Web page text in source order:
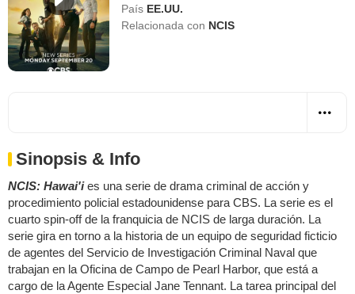
País EE.UU.
Relacionada con NCIS
Sinopsis & Info
NCIS: Hawai'i es una serie de drama criminal de acción y
procedimiento policial estadounidense para CBS. La serie es el
cuarto spin-off de la franquicia de NCIS de larga duración. La
serie gira en torno a la historia de un equipo de seguridad ficticio
de agentes del Servicio de Investigación Criminal Naval que
trabajan en la Oficina de Campo de Pearl Harbor, que está a
cargo de la Agente Especial Jane Tennant. La tarea principal del